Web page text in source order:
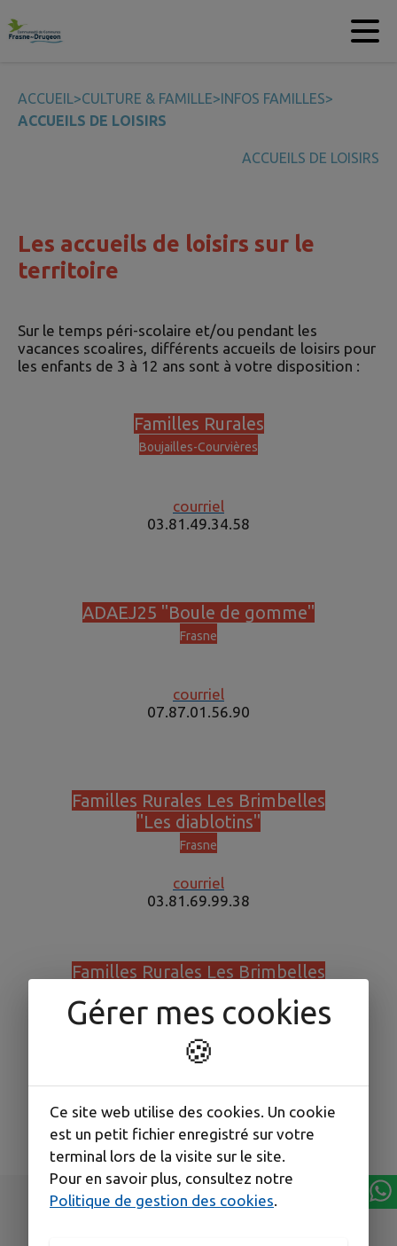
Contenu
ACCUEIL>CULTURE & FAMILLE>INFOS FAMILLES>
ACCUEILS DE LOISIRS
ACCUEILS DE LOISIRS
Les accueils de loisirs sur le
territoire
Sur le temps péri-scolaire et/ou pendant les
vacances scoalires, différents accueils de loisirs pour
les enfants de 3 à 12 ans sont à votre disposition :
Familles Rurales
Boujailles-Courvières
courriel
03.81.49.34.58
ADAEJ25 "Boule de gomme"
Frasne
courriel
07.87.01.56.90
Familles Rurales Les Brimbelles
"Les diablotins"
Frasne
courriel
03.81.69.99.38
Familles Rurales Les Brimbelles
"Les ptits poissons cool"
La Rivière-Drugeon
courriel
Gérer mes cookies
🍪
Ce site web utilise des cookies. Un cookie
est un petit fichier enregistré sur votre
terminal lors de la visite sur le site.
Pour en savoir plus, consultez notre
Politique de gestion des cookies